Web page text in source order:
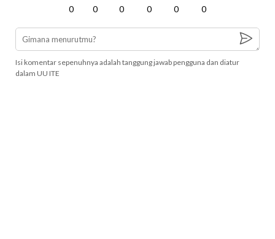
0 0 0 0 0 0
Isi komentar sepenuhnya adalah tanggung jawab pengguna dan diatur
dalam UU ITE